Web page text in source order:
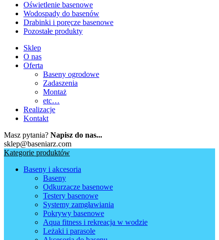
Oświetlenie basenowe
Wodospady do basenów
Drabinki i poręcze basenowe
Pozostałe produkty
Sklep
O nas
Oferta
Baseny ogrodowe
Zadaszenia
Montaż
etc…
Realizacje
Kontakt
Masz pytania? Napisz do nas...
sklep@baseniarz.com
Kategorie produktów
Baseny i akcesoria
Baseny
Odkurzacze basenowe
Testery basenowe
Systemy zamgławiania
Pokrywy basenowe
Aqua fitness i rekreacja w wodzie
Leżaki i parasole